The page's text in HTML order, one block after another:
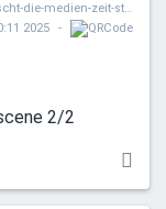
https://netzfrauen.org/2014/10/08/teil-2-wer-beherrscht-die-medien-zeit-stern-spiegel-focus-wer-gehoert-zu-wem/
2025
2/2